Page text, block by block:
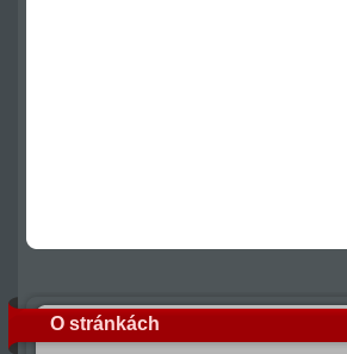
O stránkách